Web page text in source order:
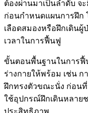
ต้องผ่านมาเป็นลำดับ จ
ก่อนกำหนดแผนการฝึก
เลือดสมองหรือฝึกเดิน
เวลาในการฟื้นฟู
ขั้นตอนพื้นฐานในการฟื้
ร่างกายให้พร้อม เช่น
ฝึกทรงตัวขณะนั่ง ก่อนที่
ใช้อุปกรณ์ฝึกเดินหลาย
ประสิทธิภาพ